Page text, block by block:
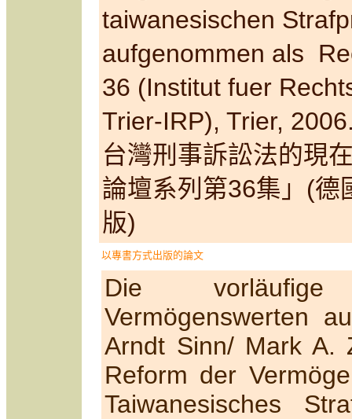
taiwanesischen
aufgenommen als
36 (Institut fuer
Trier-IRP), Trier,
台灣刑事訴訟法的現
論壇系列第36集」(德
版)
以專書方式出版的論文
Die vorläufige
Vermögenswerten
Arndt Sinn/ Mark A.
Reform der
Taiwanesisches